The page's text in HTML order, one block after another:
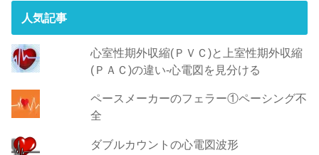
人気記事
心室性期外収縮(ＰＶＣ)と上室性期外収縮
(ＰＡＣ)の違い-心電図を見分ける
ペースメーカーのフェラー①ペーシング不
全
ダブルカウントの心電図波形